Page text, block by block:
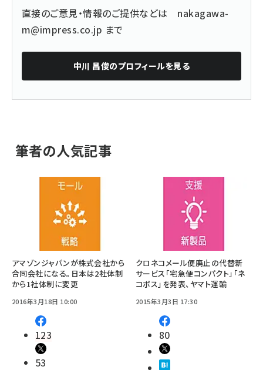
直接のご意見・情報のご提供などは nakagawa-
m@impress.co.jp まで
中川 昌俊のプロフィールを見る
筆者の人気記事
アマゾンジャパンが株式会社から
合同会社になる。日本は2社体制
から1社体制に変更
2016年3月18日 10:00
123
53
クロネコメール便廃止の代替新
サービス「宅急便コンパクト」「ネ
コポス」を発表、ヤマト運輸
2015年3月3日 17:30
80